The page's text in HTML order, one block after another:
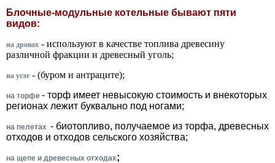
Блочные-модульные котельные бывают пяти
видов:
на дровах - используют в качестве топлива древесину
различной фракции и древесный уголь;
на угле - (буром и антраците);
на торфе - торф имеет невысокую стоимость и внекоторых
регионах лежит буквально под ногами;
на пелетах - биотопливо, получаемое из торфа, древесных
отходов и отходов сельского хозяйства;
на щепе и древесных отходах;